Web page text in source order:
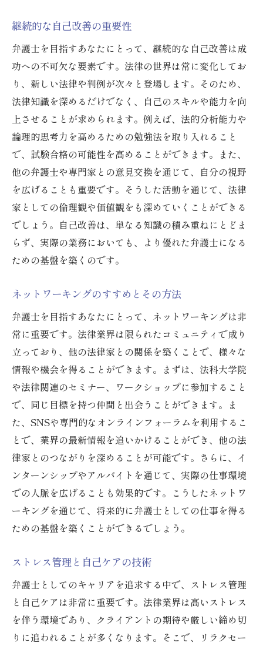
継続的な自己改善の重要性
弁護士を目指すあなたにとって、継続的な自己改善は成
功への不可欠な要素です。法律の世界は常に変化してお
り、新しい法律や判例が次々と登場します。そのため、
法律知識を深めるだけでなく、自己のスキルや能力を向
上させることが求められます。例えば、法的分析能力や
論理的思考力を高めるための勉強法を取り入れること
で、試験合格の可能性を高めることができます。また、
他の弁護士や専門家との意見交換を通じて、自分の視野
を広げることも重要です。そうした活動を通じて、法律
家としての倫理観や価値観をも深めていくことができる
でしょう。自己改善は、単なる知識の積み重ねにとどま
らず、実際の業務においても、より優れた弁護士になる
ための基盤を築くのです。
ネットワーキングのすすめとその方法
弁護士を目指すあなたにとって、ネットワーキングは非
常に重要です。法律業界は限られたコミュニティで成り
立っており、他の法律家との関係を築くことで、様々な
情報や機会を得ることができます。まずは、法科大学院
や法律関連のセミナー、ワークショップに参加すること
で、同じ目標を持つ仲間と出会うことができます。ま
た、SNSや専門的なオンラインフォーラムを利用するこ
とで、業界の最新情報を追いかけることができ、他の法
律家とのつながりを深めることが可能です。さらに、イ
ンターンシップやアルバイトを通じて、実際の仕事環境
での人脈を広げることも効果的です。こうしたネットワ
ーキングを通じて、将来的に弁護士としての仕事を得る
ための基盤を築くことができるでしょう。
ストレス管理と自己ケアの技術
弁護士としてのキャリアを追求する中で、ストレス管理
と自己ケアは非常に重要です。法律業界は高いストレス
を伴う環境であり、クライアントの期待や厳しい締め切
りに追われることが多くなります。そこで、リラクセー